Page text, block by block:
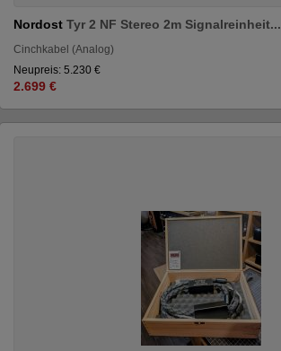
Nordost Tyr 2 NF Stereo 2m Signalreinheit...
Cinchkabel (Analog)
Neupreis: 5.230 €
2.699 €